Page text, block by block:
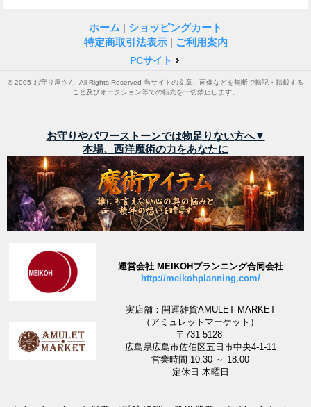
ホーム | ショッピングカート
特定商取引法表示 | ご利用案内
PCサイト
© 2005 お守り屋さん. All Rights Reserved 当サイトの文章、画像などを無断で転記・転載する
こと及びオークション等での転売を一切禁止します。
お守りやパワーストーンでは物足りない方へ▼
本場、西洋魔術の力をあなたに
運営会社 MEIKOHプランニング合同会社
http://meikohplanning.com/
実店舗：開運雑貨AMULET MARKET
（アミュレットマーケット）
〒731-5128
広島県広島市佐伯区五日市中央4-1-11
営業時間 10:30 ～ 18:00
定休日 木曜日